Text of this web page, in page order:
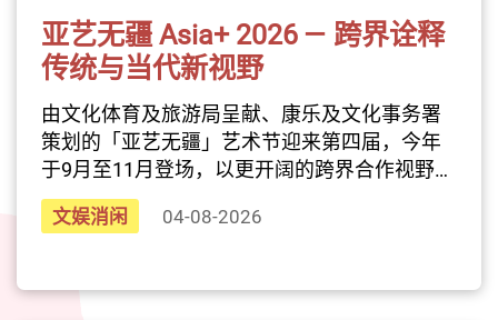
亚艺无疆 Asia+ 2026 — 跨界诠释
传统与当代新视野
由文化体育及旅游局呈献、康乐及文化事务署
策划的「亚艺无疆」艺术节迎来第四届，今年
于9月至11月登场，以更开阔的跨界合作视野，
持续拓展创作边界，串连多元文化的交流与对
话。本届艺术节以「蕴艺新诠」为题，汇聚音
文娱消闲 04-08-2026